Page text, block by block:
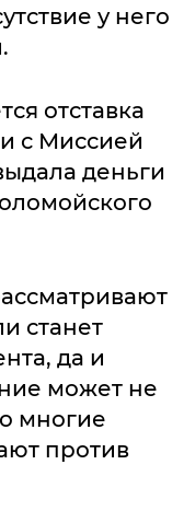
у него
отставка
с Миссией
деньги
станет
да и
может не
многие
против